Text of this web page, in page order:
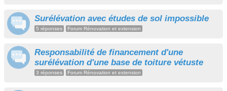
Surélévation avec études de sol impossible
5 réponses Forum Rénovation et extension
Responsabilité de financement d'une
surélévation d'une base de toiture vétuste
3 réponses Forum Rénovation et extension